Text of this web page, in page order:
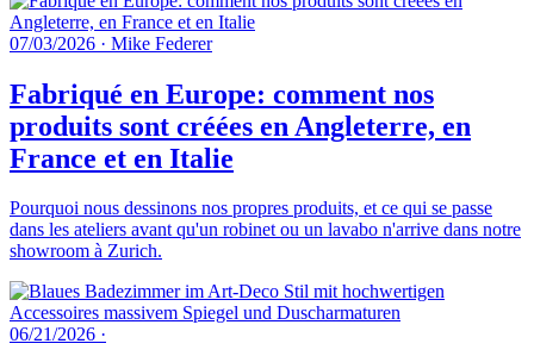
07/03/2026 · Mike Federer
Fabriqué en Europe: comment nos
produits sont créées en Angleterre, en
France et en Italie
Pourquoi nous dessinons nos propres produits, et ce qui se passe
dans les ateliers avant qu'un robinet ou un lavabo n'arrive dans notre
showroom à Zurich.
06/21/2026 ·